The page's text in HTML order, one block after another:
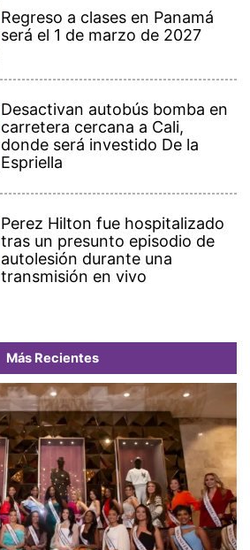
Regreso a clases en Panamá
será el 1 de marzo de 2027
Desactivan autobús bomba en
carretera cercana a Cali,
donde será investido De la
Espriella
Perez Hilton fue hospitalizado
tras un presunto episodio de
autolesión durante una
transmisión en vivo
Más Recientes